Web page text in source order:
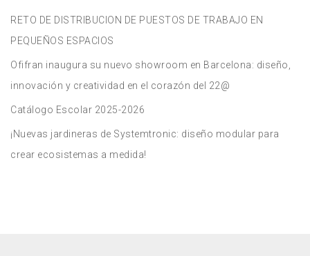
RETO DE DISTRIBUCION DE PUESTOS DE TRABAJO EN
PEQUEÑOS ESPACIOS
Ofifran inaugura su nuevo showroom en Barcelona: diseño,
innovación y creatividad en el corazón del 22@
Catálogo Escolar 2025-2026
¡Nuevas jardineras de Systemtronic: diseño modular para
crear ecosistemas a medida!